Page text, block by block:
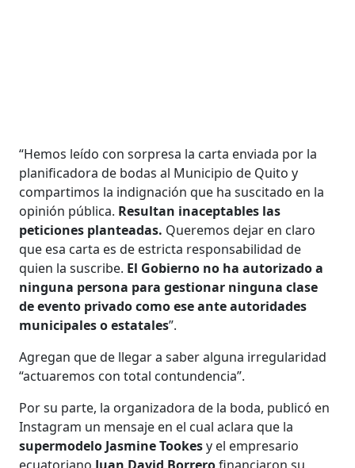
“Hemos leído con sorpresa la carta enviada por la
planificadora de bodas al Municipio de Quito y
compartimos la indignación que ha suscitado en la
opinión pública. Resultan inaceptables las
peticiones planteadas. Queremos dejar en claro
que esa carta es de estricta responsabilidad de
quien la suscribe. El Gobierno no ha autorizado a
ninguna persona para gestionar ninguna clase
de evento privado como ese ante autoridades
municipales o estatales”.
Agregan que de llegar a saber alguna irregularidad
“actuaremos con total contundencia”.
Por su parte, la organizadora de la boda, publicó en
Instagram un mensaje en el cual aclara que la
supermodelo Jasmine Tookesy el empresario